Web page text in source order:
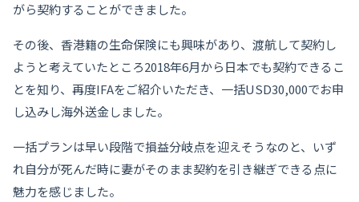
がら契約することができました。
その後、香港籍の生命保険にも興味があり、渡航して契約し
ようと考えていたところ2018年6月から日本でも契約できるこ
とを知り、再度IFAをご紹介いただき、一括USD30,000でお申
し込みし海外送金しました。
一括プランは早い段階で損益分岐点を迎えそうなのと、いず
れ自分が死んだ時に妻がそのまま契約を引き継ぎできる点に
魅力を感じました。